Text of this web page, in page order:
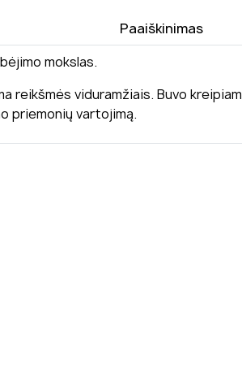
Paaiškinimas
mokslas.
reikšmės viduramžiais. Buvo
priemonių vartojimą.